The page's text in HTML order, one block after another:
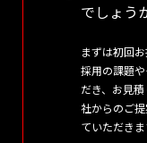
でしょう
まずは初回
採用の課題
だき、お見
社からのご
ていただきま